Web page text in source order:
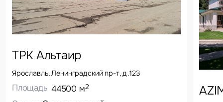
ТРК Альтаир
Ярославль, Ленинградский пр-т, д.123
Площадь 44500 м2